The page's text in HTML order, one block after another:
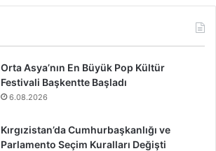
Orta Asya’nın En Büyük Pop Kültür
Festivali Başkentte Başladı
6.08.2026
Kırgızistan’da Cumhurbaşkanlığı ve
Parlamento Seçim Kuralları Değişti